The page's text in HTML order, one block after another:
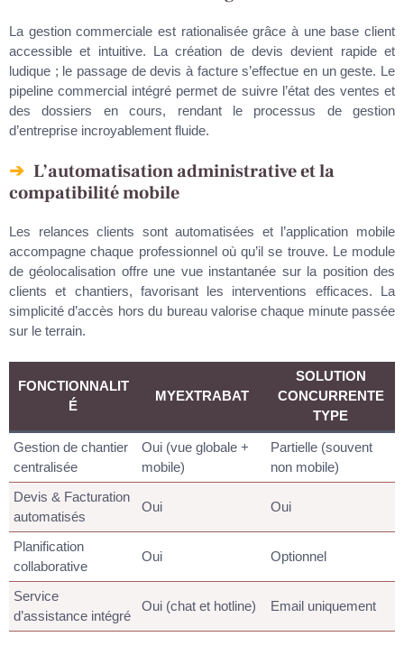
La gestion commerciale est rationalisée grâce à une base client
accessible et intuitive. La création de devis devient rapide et
ludique ; le passage de devis à facture s’effectue en un geste. Le
pipeline commercial intégré permet de suivre l’état des ventes et
des dossiers en cours, rendant le processus de gestion
d’entreprise incroyablement fluide.
L’automatisation administrative et la
compatibilité mobile
Les relances clients sont automatisées et l’application mobile
accompagne chaque professionnel où qu’il se trouve. Le module
de géolocalisation offre une vue instantanée sur la position des
clients et chantiers, favorisant les interventions efficaces. La
simplicité d’accès hors du bureau valorise chaque minute passée
sur le terrain.
FONCTIONNALIT
É
MYEXTRABAT
SOLUTION
CONCURRENTE
TYPE
Gestion de chantier
centralisée
Oui (vue globale +
mobile)
Partielle (souvent
non mobile)
Devis & Facturation
automatisés
Oui Oui
Planification
collaborative
Oui Optionnel
Service
d’assistance intégré
Oui (chat et hotline) Email uniquement